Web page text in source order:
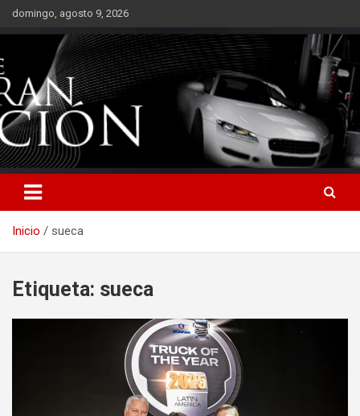
Saltardomingo, agosto 9, 2026
Inicio sueca
Etiqueta: sueca